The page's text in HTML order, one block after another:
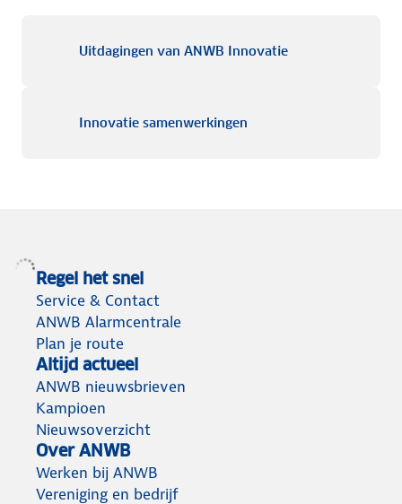
Uitdagingen van ANWB InnovatieUitdagingen van
Innovatie samenwerkingen
Regel het snel
Service & Contact
ANWB Alarmcentrale
Plan je route
Altijd actueel
ANWB nieuwsbrieven
Kampioen
Nieuwsoverzicht
Over ANWB
Werken bij ANWB
Vereniging en bedrijf